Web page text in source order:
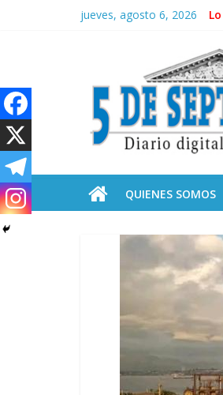
jueves, agosto 6, 2026
Diario
de
Cienfuegos,QUIENES SOMOS